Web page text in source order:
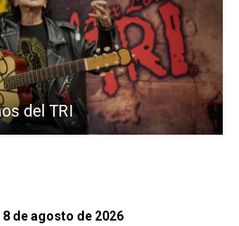
del TRI
de agosto de 2026